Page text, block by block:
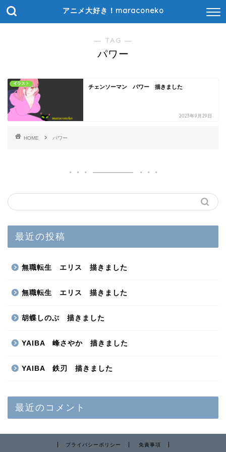
アニメ大好き！maraconeko
― TAG ―
パワー
イラスト
チェンソーマン パワー 描きました
2023年9月29日
HOME パワー
最近の投稿
無職転生 エリス 描きました
無職転生 エリス 描きました
胡蝶しのぶ 描きました
YAIBA 峰さやか 描きました
YAIBA 鉄刃 描きました
最近のコメント
プライバシーポリシー 免責事項